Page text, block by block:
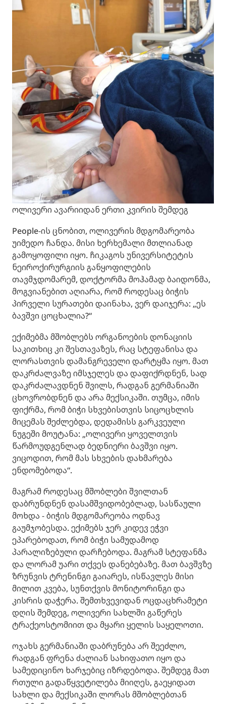
ოლივერი ავარიიდან ერთი კვირის შემდეგ
People-ის ცნობით, ოლივერის მდგომარეობა
უიმედო ჩანდა. მისი ხერხემალი მთლიანად
გამოყოფილი იყო. ჩიკაგოს უნივერსიტეტის
ნეიროქირურგიის განყოფილების
თავმჯდომარემ, დოქტორმა მოჰამად ბაიდონმა,
მოგვიანებით აღიარა, რომ როდესაც ბიჭის
პირველი სურათები დაინახა, ვერ დაიჯერა: „ეს
ბავშვი ცოცხალია?“
ექიმებმა მშობლებს ორგანოების დონაციის
საკითხიც კი შესთავაზეს, რაც სტეფანისა და
ლორასთვის დამანგრეველი დარტყმა იყო. მათ
დაკრძალვაზე იმსჯელეს და დაფიქრდნენ, სად
დაკრძალავდნენ შვილს, რადგან გერმანიაში
ცხოვრობდნენ და არა მექსიკაში. თუმცა, იმის
ფიქრმა, რომ ბიჭი სხვებისთვის სიცოცხლის
მიცემას შეძლებდა, დედამისს გარკვეული
ნუგეში მოუტანა: „ოლივერი ყოველთვის
წარმოუდგენლად ბედნიერი ბავშვი იყო.
ვიცოდით, რომ მას სხვების დახმარება
ენდომებოდა“.
მაგრამ როდესაც მშობლები შვილთან
დაბრუნდნენ დასამშვიდობებლად, სასწაული
მოხდა - ბიჭის მდგომარეობა ოდნავ
გაუმჯობესდა. ექიმებს ჯერ კიდევ ეჭვი
ეპარებოდათ, რომ ბიჭი სამუდამოდ
პარალიზებული დარჩებოდა. მაგრამ სტეფანმა
და ლორამ უარი თქვეს დანებებაზე. მათ ბავშვზე
ზრუნვის ტრენინგი გაიარეს, ისწავლეს მისი
მილით კვება, სუნთქვის მონიტორინგი და
კისრის დაჭერა. შემთხვევიდან ოცდაცხრამეტი
დღის შემდეგ, ოლივერი სახლში გაწერეს
ტრაქეოსტომიით და მყარი ყელის საყელოთი.
ოჯახს გერმანიაში დაბრუნება არ შეეძლო,
რადგან ფრენა ძალიან სახიფათო იყო და
სამედიცინო ხარჯებიც იზრდებოდა. შემდეგ მათ
რთული გადაწყვეტილება მიიღეს, გაეყიდათ
სახლი და მექსიკაში ლორას მშობლებთან